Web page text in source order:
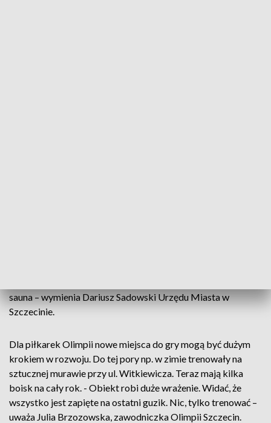
sauna – wymienia Dariusz Sadowski Urzędu Miasta w
Szczecinie.
Dla piłkarek Olimpii nowe miejsca do gry mogą być dużym
krokiem w rozwoju. Do tej pory np. w zimie trenowały na
sztucznej murawie przy ul. Witkiewicza. Teraz mają kilka
boisk na cały rok. - Obiekt robi duże wrażenie. Widać, że
wszystko jest zapięte na ostatni guzik. Nic, tylko trenować –
uważa Julia Brzozowska, zawodniczka Olimpii Szczecin.